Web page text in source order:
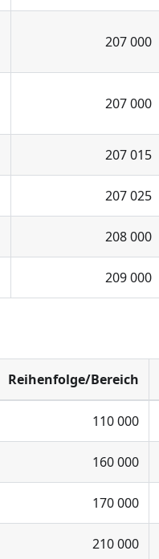
207 000
207 000
207 015
207 025
208 000
209 000
Reihenfolge/Bereich
110 000
160 000
170 000
210 000